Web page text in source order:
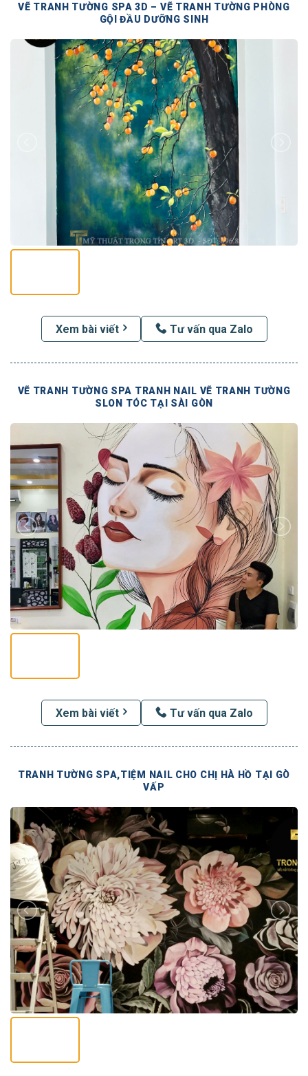
VẼ TRANH TƯỜNG SPA 3D – VẼ TRANH TƯỜNG PHÒNG
GỘI ĐẦU DƯỠNG SINH
Xem bài viết Tư vấn qua Zalo
VẼ TRANH TƯỜNG SPA TRANH NAIL VẼ TRANH TƯỜNG
SLON TÓC TẠI SÀI GÒN
Xem bài viết Tư vấn qua Zalo
TRANH TƯỜNG SPA,TIỆM NAIL CHO CHỊ HÀ HỒ TẠI GÒ
VẤP